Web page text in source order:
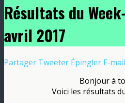
Résultats du
avril 2017
Partager Tweeter Épingler E-mail
Bonjour à
Voici les résultats